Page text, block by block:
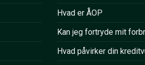
Hvad er ÅOP
Kan jeg fortryde mit
Hvad påvirker din